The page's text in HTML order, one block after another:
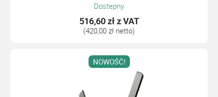
Dostepny
516,60 złz VAT
(420,00 zł netto)
NOWOŚĆ!